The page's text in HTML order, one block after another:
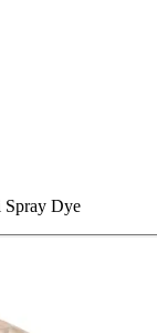
Spray Dye